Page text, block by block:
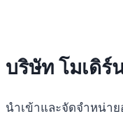
บริษัท โมเดิ
นำเข้าและจัดจำหน่า